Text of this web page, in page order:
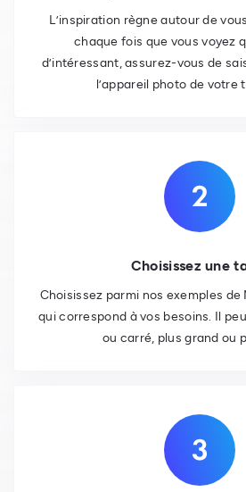
L’inspiration règne autour de
chaque fois que vous voyez
d’intéressant, assurez-vous de
l’appareil photo de votre
Choisissez une
Choisissez parmi nos exemples de
qui correspond à vos besoins. Il
ou carré, plus grand ou